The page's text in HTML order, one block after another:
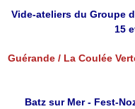
Vide-ateliers du Groupe
15
Guérande / La Coulée
Batz sur Mer - Fest-